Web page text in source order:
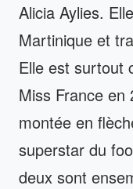
Alicia Aylies.
Martinique et
Elle est surtout
Miss France en
montée en
superstar du
deux sont